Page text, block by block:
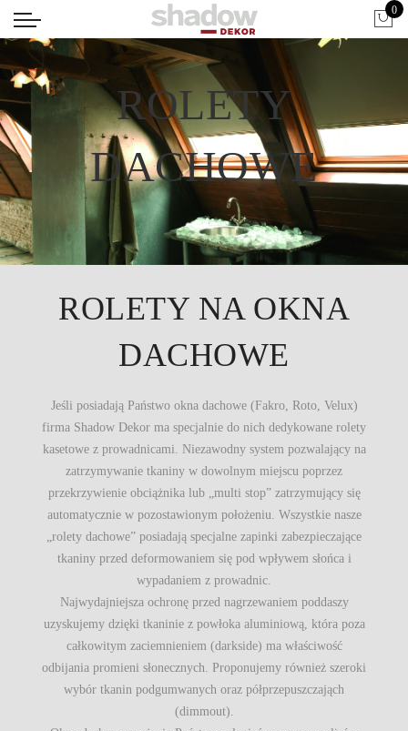
0
ROLETY
DACHOWE
ROLETY NA OKNA
DACHOWE
Jeśli posiadają Państwo okna dachowe (Fakro, Roto, Velux)
firma Shadow Dekor ma specjalnie do nich dedykowane rolety
kasetowe z prowadnicami. Niezawodny system pozwalający na
zatrzymywanie tkaniny w dowolnym miejscu poprzez
przekrzywienie obciążnika lub „multi stop” zatrzymujący się
automatycznie w pozostawionym położeniu. Wszystkie nasze
„rolety dachowe” posiadają specjalne zapinki zabezpieczające
tkaniny przed deformowaniem się pod wpływem słońca i
wypadaniem z prowadnic.
Najwydajniejsza ochronę przed nagrzewaniem poddaszy
uzyskujemy dzięki tkaninie z powłoka aluminiową, która poza
całkowitym zaciemnieniem (darkside) ma właściwość
odbijania promieni słonecznych. Proponujemy również szeroki
wybór tkanin podgumwanych oraz półprzepuszczająch
(dimmout).